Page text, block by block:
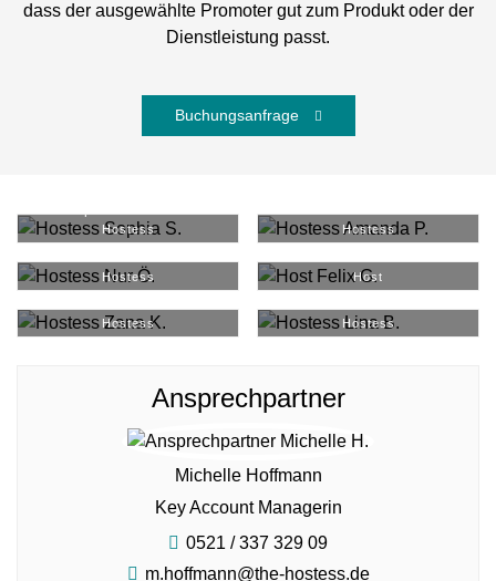
dass der ausgewählte Promoter gut zum Produkt oder der
Dienstleistung passt.
Buchungsanfrage
Hostess Hostess
Hostess Host
Hostess Hostess
Ansprechpartner
Michelle Hoffmann
Key Account Managerin
0521 / 337 329 09
m.hoffmann@the-hostess.de